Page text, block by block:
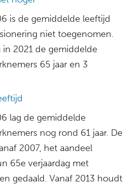
is de gemiddelde leeftijd
niet toegenomen.
2021 de gemiddelde
65 jaar en 3
lag de gemiddelde
nog rond 61 jaar. De
2007, het aandeel
65e verjaardag met
gedaald. Vanaf 2013 houdt